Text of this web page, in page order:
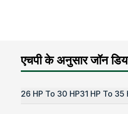
एचपी के अनुसार जॉन
26 HP To 30 HP31 HP To 35